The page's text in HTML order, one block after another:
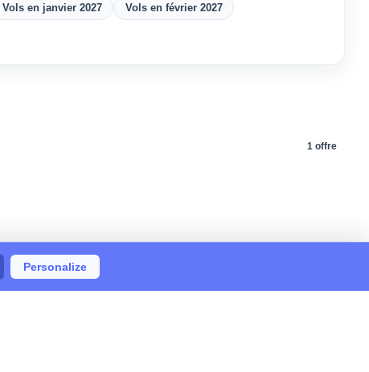
Vols en janvier 2027 Vols en février 2027
1 offre
Personalize